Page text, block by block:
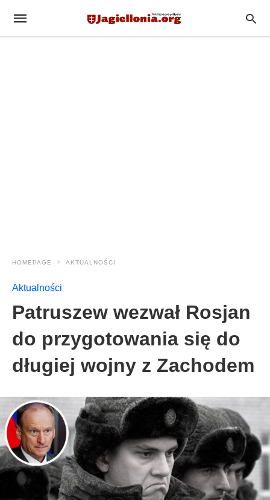
HOMEPAGE AKTUALNOŚCI
Aktualności
Patruszew wezwał Rosjan
do przygotowania się do
długiej wojny z Zachodem